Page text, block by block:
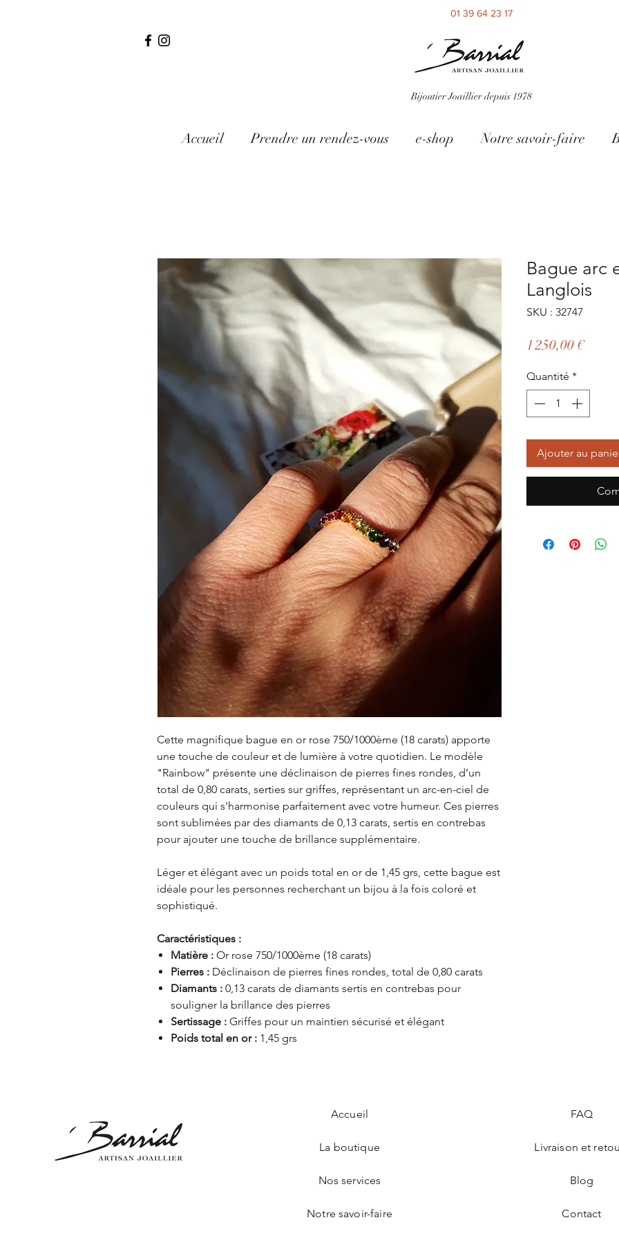
01 39 64 23 17
Bijoutier Joaillier depuis 1978
Accueil Prendre un rendez-vous e-shop Notre savoir-faire
Cette magnifique bague en or rose 750/1000ème (18 carats) apporte
une touche de couleur et de lumière à votre quotidien. Le modèle
"Rainbow" présente une déclinaison de pierres fines rondes, d’un
total de 0,80 carats, serties sur griffes, représentant un arc-en-ciel de
couleurs qui s'harmonise parfaitement avec votre humeur. Ces pierres
sont sublimées par des diamants de 0,13 carats, sertis en contrebas
pour ajouter une touche de brillance supplémentaire.
Léger et élégant avec un poids total en or de 1,45 grs, cette bague est
idéale pour les personnes recherchant un bijou à la fois coloré et
sophistiqué.
Caractéristiques :
Matière : Or rose 750/1000ème (18 carats)
Pierres : Déclinaison de pierres fines rondes, total de 0,80 carats
Diamants : 0,13 carats de diamants sertis en contrebas pour
souligner la brillance des pierres
Sertissage : Griffes pour un maintien sécurisé et élégant
Poids total en or : 1,45 grs
Bague arc
Langlois
SKU : 32747
1 250,00 €Prix
Quantité *
Ajouter au
Accueil
La boutique
Nos services
Notre savoir-faire
FAQ
Livraison et
Blog
Contact